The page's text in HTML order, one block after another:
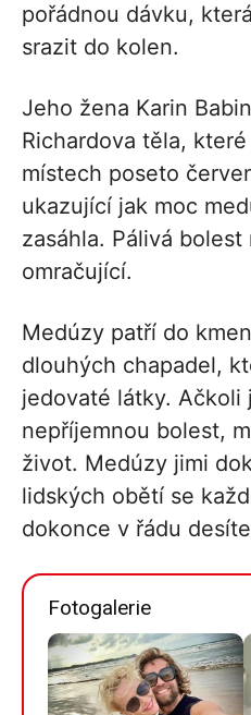
pořádnou dávku,
srazit do kolen.
Jeho žena Karin
Richardova těla,
místech poseto
ukazující jak moc
zasáhla. Pálivá bolest
omračující.
Medúzy patří do
dlouhých chapadel,
jedovaté látky. Ačkoli
nepříjemnou bolest,
život. Medúzy jimi
lidských obětí se
dokonce v řádu
Fotogalerie